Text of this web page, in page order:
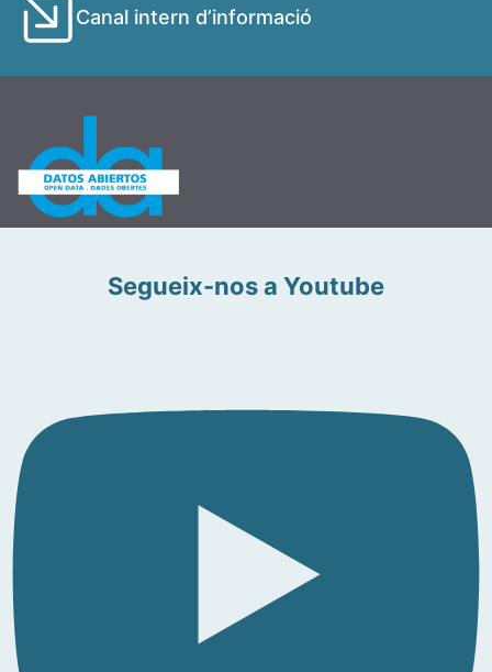
Canal intern d’informació
Segueix-nos a Youtube